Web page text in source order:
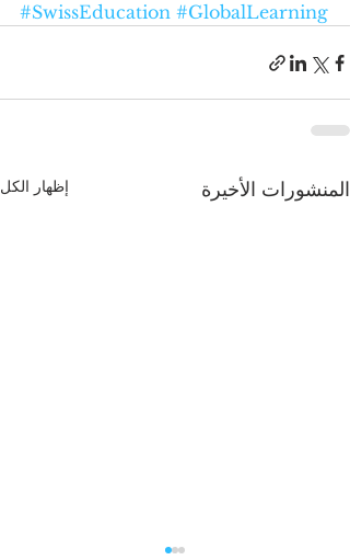
#SwissEducation #GlobalLearning
المنشورات الأخيرة إظهار الكل